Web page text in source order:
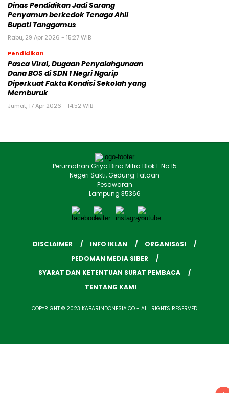
Dinas Pendidikan Jadi Sarang
Penyamun berkedok Tenaga Ahli
Bupati Tanggamus
Rabu, 29 Apr 2026 - 15:27 WIB
Pendidikan
Pasca Viral, Dugaan Penyalahgunaan
Dana BOS di SDN 1 Negri Ngarip
Diperkuat Fakta Kondisi Sekolah yang
Memburuk
Jumat, 17 Apr 2026 - 14:52 WIB
Perumahan Griya Bina Mitra Blok F No.15
Negeri Sakti, Gedung Tataan
Pesawaran
Lampung 35366
DISCLAIMER INFO IKLAN
ORGANISASI
PEDOMAN MEDIA SIBER
SYARAT DAN KETENTUAN SURAT PEMBACA
TENTANG KAMI
COPYRIGHT © 2023 KABARINDONESIA.CO - ALL RIGHTS RESERVED